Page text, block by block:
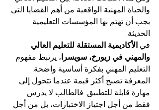
والحياة المهنية الواقعية من أهم القضايا التي
يجب أن تهتم بها المؤسسات التعليمية
الحديثة.
في الأكاديمية المستقلة للتعليم العالي
والمهني في زيورخ، سويسرا، يرتبط مفهوم
التعليم المهني بفكرة أساسية واضحة:
المعرفة تصبح أكثر قيمة عندما تتحول إلى
مهارة قابلة للتطبيق. فالطالب لا يدرس
فقط من أجل اجتياز الاختبارات، بل من أجل